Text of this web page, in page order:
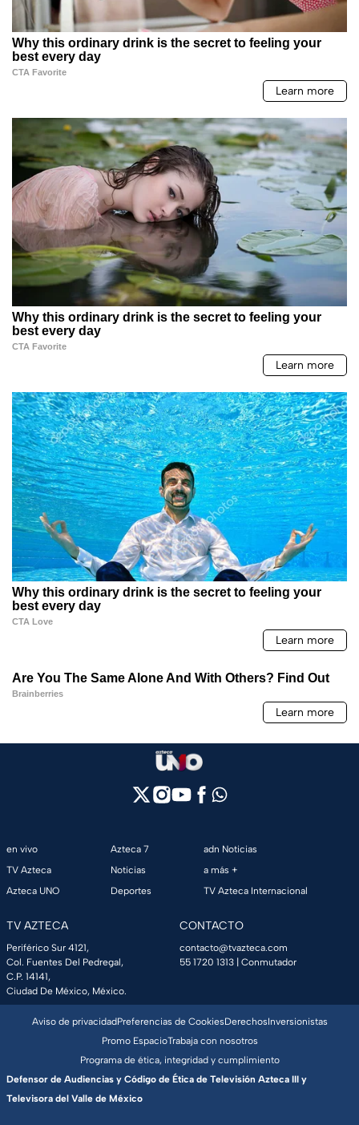
en vivo
TV Azteca
Azteca UNO
Azteca 7
Noticias
Deportes
adn Noticias
a más +
TV Azteca Internacional
TV AZTECA
Periférico Sur 4121,
Col. Fuentes Del Pedregal,
C.P. 14141,
Ciudad De México, México.
CONTACTO
contacto@tvazteca.com
55 1720 1313 | Conmutador
Aviso de privacidadPreferencias de CookiesDerechosInversionistas
Promo EspacioTrabaja con nosotros
Programa de ética, integridad y cumplimiento
Defensor de Audiencias y Código de Ética de Televisión Azteca III y
Televisora del Valle de México